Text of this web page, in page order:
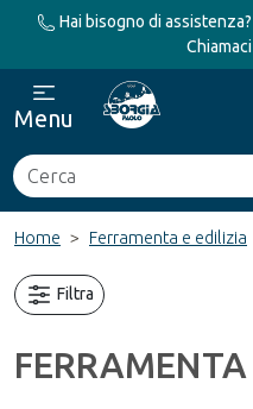
Hai bisogno di assistenza?
Chiamaci
Cerca
Menu
Home Ferramenta e edilizia
Filtra
FERRAMENTA